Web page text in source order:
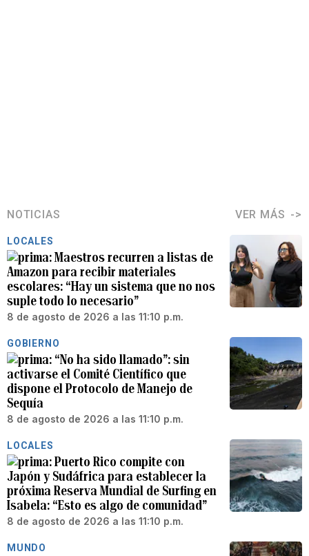
NOTICIAS VER MÁS
LOCALES
Maestros recurren a listas de
Amazon para recibir materiales
escolares: “Hay un sistema que no nos
suple todo lo necesario”
8 de agosto de 2026 a las 11:10 p.m.
GOBIERNO
“No ha sido llamado”: sin
activarse el Comité Científico que
dispone el Protocolo de Manejo de
Sequía
8 de agosto de 2026 a las 11:10 p.m.
LOCALES
Puerto Rico compite con
Japón y Sudáfrica para establecer la
próxima Reserva Mundial de Surfing en
Isabela: “Esto es algo de comunidad”
8 de agosto de 2026 a las 11:10 p.m.
MUNDO